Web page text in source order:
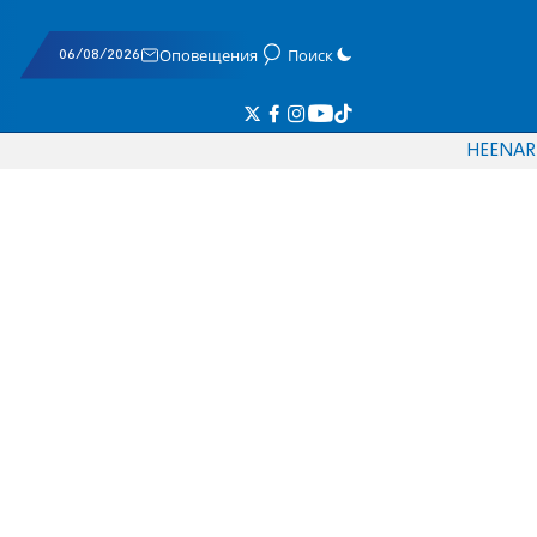
06/08/2026 Оповещения Поиск
HEENAR